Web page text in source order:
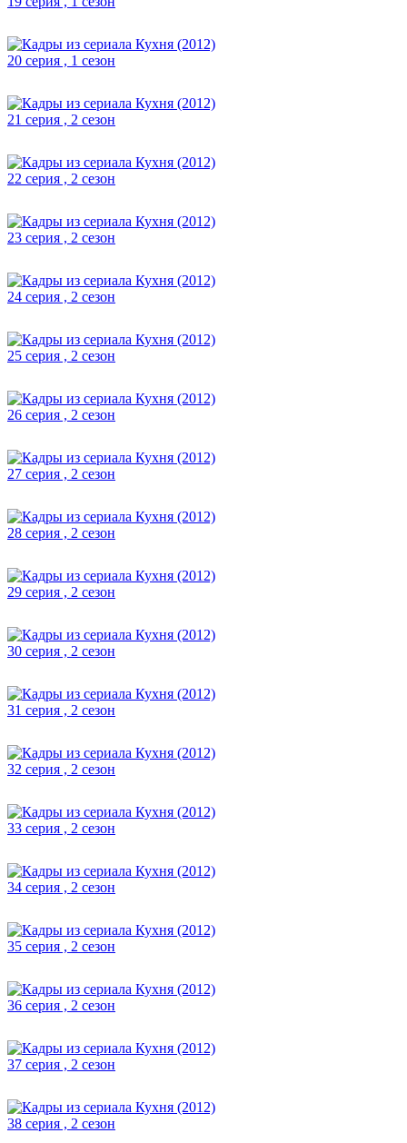
20 серия , 1 сезон
21 серия , 2 сезон
22 серия , 2 сезон
23 серия , 2 сезон
24 серия , 2 сезон
25 серия , 2 сезон
26 серия , 2 сезон
27 серия , 2 сезон
28 серия , 2 сезон
29 серия , 2 сезон
30 серия , 2 сезон
31 серия , 2 сезон
32 серия , 2 сезон
33 серия , 2 сезон
34 серия , 2 сезон
35 серия , 2 сезон
36 серия , 2 сезон
37 серия , 2 сезон
38 серия , 2 сезон